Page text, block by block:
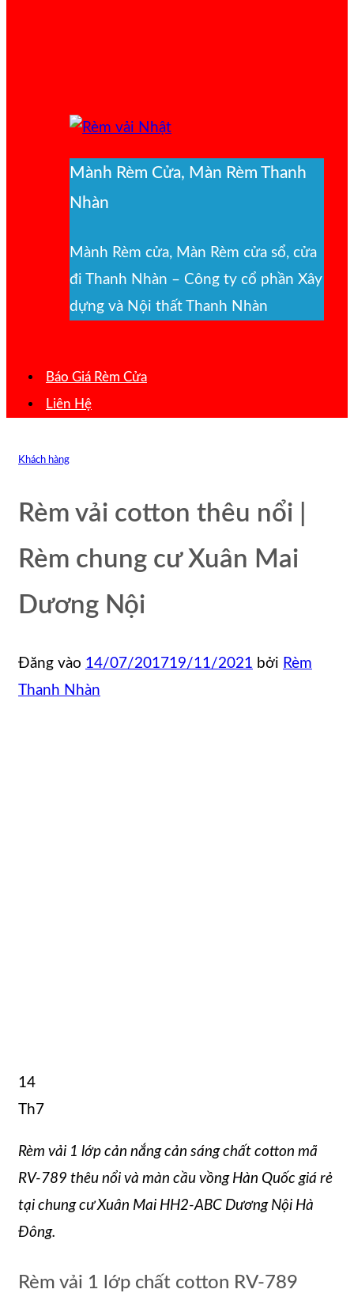
Mành Rèm Cửa, Màn Rèm Thanh
Nhàn
Mành Rèm cửa, Màn Rèm cửa sổ, cửa
đi Thanh Nhàn – Công ty cổ phần Xây
dựng và Nội thất Thanh Nhàn
Báo Giá Rèm Cửa
Liên Hệ
Khách hàng
Rèm vải cotton thêu nổi |
Rèm chung cư Xuân Mai
Dương Nội
Đăng vào 14/07/201719/11/2021 bởi Rèm
Thanh Nhàn
14
Th7
Rèm vải 1 lớp cản nắng cản sáng chất cotton mã
RV-789 thêu nổi và màn cầu vồng Hàn Quốc giá rẻ
tại chung cư Xuân Mai HH2-ABC Dương Nội Hà
Đông.
Rèm vải 1 lớp chất cotton RV-789